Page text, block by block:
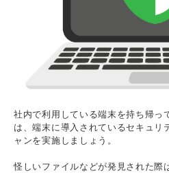
社内で利用している端末を持ち帰っ
は、端末に導入されているセキュリ
ャンを実施しましょう。
怪しいファイルなどが発見された際